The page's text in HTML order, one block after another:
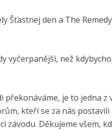
Šťastnej den a The
vyčerpanější, než
překonáváme, je to jedna z
kteří se za nás postavili
závodu. Děkujeme všem,